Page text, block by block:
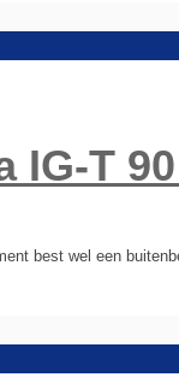
IG-T
best wel een